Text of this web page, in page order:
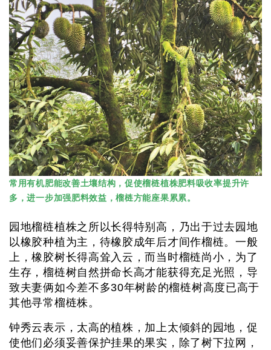
常用有机肥能改善土壤结构，促使榴梿植株肥料吸收率提升许
多，进一步加强肥料效益，榴梿方能座果累累。
园地榴梿植株之所以长得特别高，乃出于过去园地
以橡胶种植为主，待橡胶成年后才间作榴梿。一般
上，橡胶树长得高耸入云，而当时榴梿尚小，为了
生存，榴梿树自然拼命长高才能获得充足光照，导
致夫妻俩如今差不多30年树龄的榴梿树高度已高于
其他寻常榴梿株。
钟秀云表示，太高的植株，加上太倾斜的园地，促
使他们必须妥善保护挂果的果实，除了树下拉网，